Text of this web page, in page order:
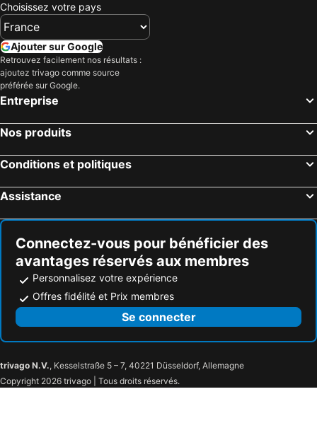
Choisissez votre pays
Ajouter sur Google
Retrouvez facilement nos résultats :
ajoutez trivago comme source
préférée sur Google.
Entreprise
Nos produits
Conditions et politiques
Assistance
Connectez-vous pour bénéficier des
avantages réservés aux membres
Personnalisez votre expérience
Offres fidélité et Prix membres
Se connecter
trivago N.V., Kesselstraße 5 – 7, 40221 Düsseldorf, Allemagne
Copyright 2026 trivago | Tous droits réservés.